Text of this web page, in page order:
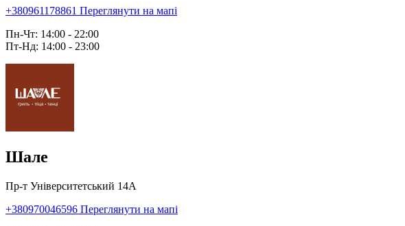
+380961178861 Переглянути на мапі
Пн-Чт: 14:00 - 22:00
Пт-Нд: 14:00 - 23:00
Шале
Пр-т Університетський 14А
+380970046596 Переглянути на мапі